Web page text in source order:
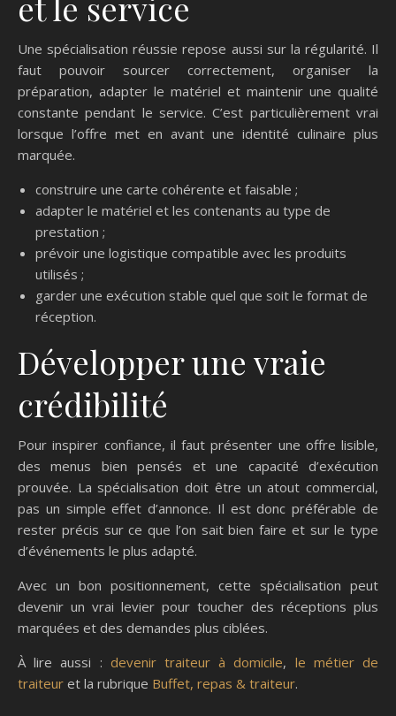
Une spécialisation réussie repose aussi sur la régularité. Il
faut pouvoir sourcer correctement, organiser la
préparation, adapter le matériel et maintenir une qualité
constante pendant le service. C’est particulièrement vrai
lorsque l’offre met en avant une identité culinaire plus
marquée.
construire une carte cohérente et faisable ;
adapter le matériel et les contenants au type de
prestation ;
prévoir une logistique compatible avec les produits
utilisés ;
garder une exécution stable quel que soit le format de
réception.
Développer une vraie
crédibilité
Pour inspirer confiance, il faut présenter une offre lisible,
des menus bien pensés et une capacité d’exécution
prouvée. La spécialisation doit être un atout commercial,
pas un simple effet d’annonce. Il est donc préférable de
rester précis sur ce que l’on sait bien faire et sur le type
d’événements le plus adapté.
Avec un bon positionnement, cette spécialisation peut
devenir un vrai levier pour toucher des réceptions plus
marquées et des demandes plus ciblées.
À lire aussi : devenir traiteur à domicile, le métier de
traiteur et la rubrique Buffet, repas & traiteur.